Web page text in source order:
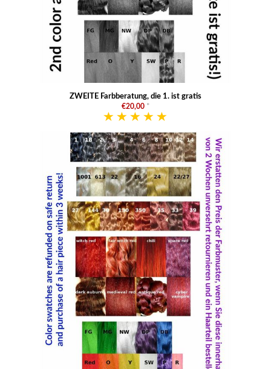
ZWEITE Farbberatung, die 1. ist gratis
€20,00 *